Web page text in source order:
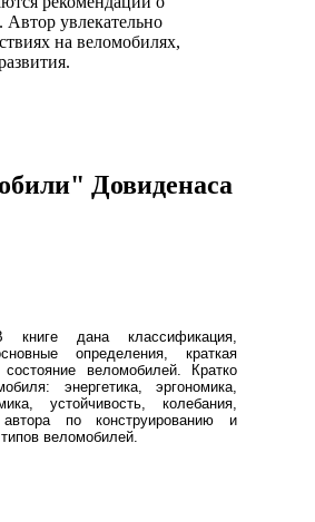
Автор увлекательно
на веломобилях,
Довиденаса
книге дана классификация,
определения, краткая
веломобилей. Кратко
энергетика, эргономика,
устойчивость, колебания,
по конструированию и
веломобилей.